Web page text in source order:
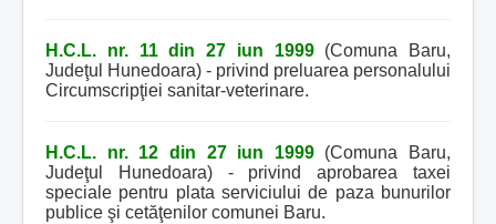
H.C.L. nr. 11 din 27 iun 1999(Comuna Baru,
Judeţul Hunedoara) - privind preluarea personalului
Circumscripţiei sanitar-veterinare.
H.C.L. nr. 12 din 27 iun 1999(Comuna Baru,
Judeţul Hunedoara) - privind aprobarea taxei
speciale pentru plata serviciului de paza bunurilor
publice şi cetăţenilor comunei Baru.